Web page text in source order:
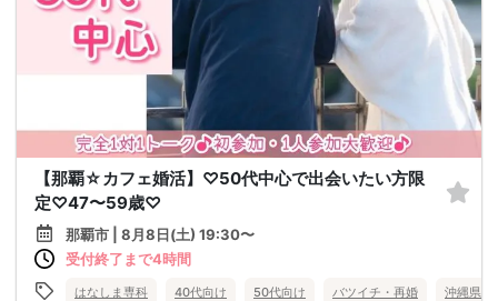
【那覇☆カフェ婚活】♡50代中心で出会いたい方限
定♡47〜59歳♡
那覇市 | 8月8日(土) 19:30〜
受付終了まで4時間
はなしま専科 40代向け 50代向け バツイチ・再婚 沖縄県